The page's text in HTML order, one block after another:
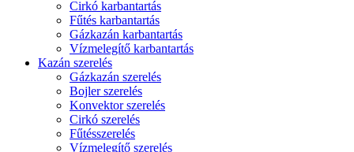
Cirkó karbantartás
Fűtés karbantartás
Gázkazán karbantartás
Vízmelegítő karbantartás
Kazán szerelés
Gázkazán szerelés
Bojler szerelés
Konvektor szerelés
Cirkó szerelés
Fűtésszerelés
Vízmelegítő szerelés